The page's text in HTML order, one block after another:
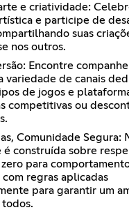
e criatividade:
e participe de
suas
nos outros.
Encontre
variedade de canais
de jogos e
competitivas ou
Comunidade Segura:
é construída sobre
para
regras aplicadas
para garantir um